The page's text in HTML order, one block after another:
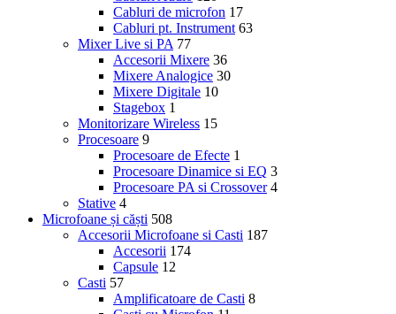
Cabluri de microfon 17
Cabluri pt. Instrument 63
Mixer Live si PA 77
Accesorii Mixere 36
Mixere Analogice 30
Mixere Digitale 10
Stagebox 1
Monitorizare Wireless 15
Procesoare 9
Procesoare de Efecte 1
Procesoare Dinamice si EQ 3
Procesoare PA si Crossover 4
Stative 4
Microfoane și căști 508
Accesorii Microfoane si Casti 187
Accesorii 174
Capsule 12
Casti 57
Amplificatoare de Casti 8